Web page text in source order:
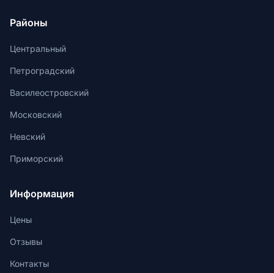
Районы
Центральный
Петроградский
Василеостровский
Московский
Невский
Приморский
Информация
Цены
Отзывы
Контакты